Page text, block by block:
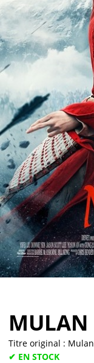
Vendre
MULAN
Titre original : Mulan
✔ EN STOCK